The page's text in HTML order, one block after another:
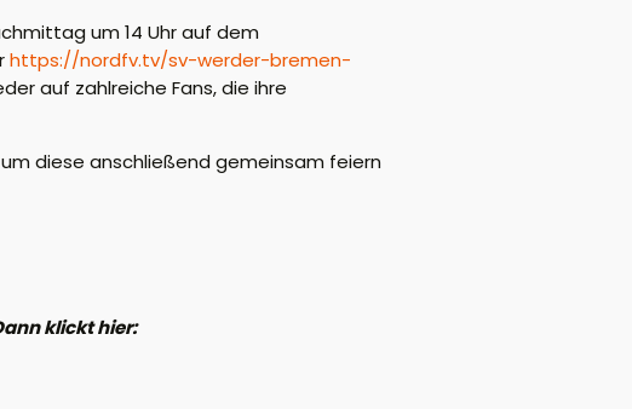
um 14 Uhr auf dem
https://nordfv.tv/sv-werder-bremen-
auf zahlreiche Fans, die ihre
diese anschließend gemeinsam feiern
klickt hier: